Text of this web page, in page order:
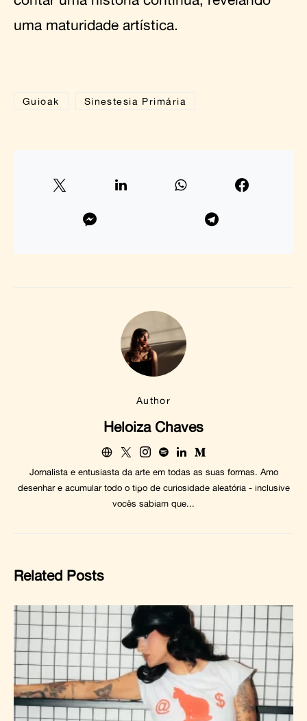
uma maturidade artística.
Guioak Sinestesia Primária
Author
Heloiza Chaves
Jornalista e entusiasta da arte em todas as suas formas. Amo
desenhar e acumular todo o tipo de curiosidade aleatória - inclusive
vocês sabiam que...
Related Posts